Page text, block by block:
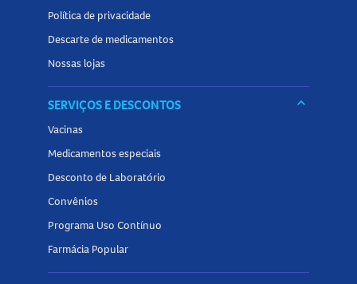
Conservar conforme as orientações da embalagem.
Tamanho do produto
Barra De Proteína Nutrata Charge 45g
unidade de 45g.
Conheça outros produtos da categoria de
proteínana Panvel Farmácias e encontre tudo o que
precisa para complementar sua rotina alimentar com mais
praticidade.
Política de privacidade
Descarte de medicamentos
Nossas lojas
SERVIÇOS E DESCONTOS keyboard_arrow_down
Vacinas
Medicamentos especiais
Desconto de Laboratório
Convênios
Programa Uso Contínuo
Farmácia Popular